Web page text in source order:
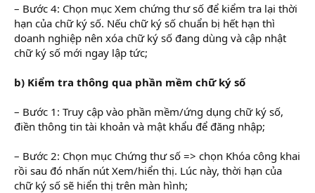
– Bước 4: Chọn mục Xem chứng thư số để kiểm tra lại thời
hạn của chữ ký số. Nếu chữ ký số chuẩn bị hết hạn thì
doanh nghiệp nên xóa chữ ký số đang dùng và cập nhật
chữ ký số mới ngay lập tức;
b) Kiểm tra thông qua phần mềm chữ ký số
– Bước 1: Truy cập vào phần mềm/ứng dụng chữ ký số,
điền thông tin tài khoản và mật khẩu để đăng nhập;
– Bước 2: Chọn mục Chứng thư số => chọn Khóa công khai
rồi sau đó nhấn nút Xem/hiển thị. Lúc này, thời hạn của
chữ ký số sẽ hiển thị trên màn hình;